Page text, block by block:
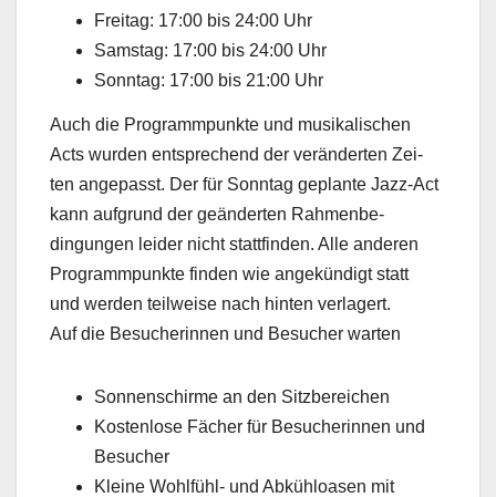
Freitag: 17:00 bis 24:00 Uhr
Samstag: 17:00 bis 24:00 Uhr
Sonntag: 17:00 bis 21:00 Uhr
Auch die Programmpunkte und musikalischen
Acts wurden entsprechend der veränderten Zei-
ten angepasst. Der für Sonntag geplante Jazz-Act
kann aufgrund der geänderten Rahmenbe-
dingungen leider nicht stattfinden. Alle anderen
Programmpunkte finden wie angekündigt statt
und werden teilweise nach hinten verlagert.
Auf die Besucherinnen und Besucher warten
Sonnenschirme an den Sitzbereichen
Kostenlose Fächer für Besucherinnen und
Besucher
Kleine Wohlfühl- und Abkühloasen mit